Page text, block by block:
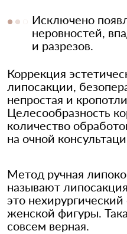
Исключено
неровностей,
и разрезов.
Коррекция
липосакции,
непростая и
Целесообразность
количество
на очной
Метод ручная
называют
это
женской фигуры.
совсем верная.